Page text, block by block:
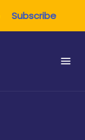
Subscribe